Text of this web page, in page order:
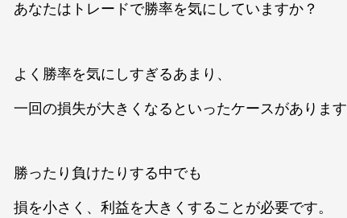
あなたはトレードで勝率を気にしていますか？
よく勝率を気にしすぎるあまり、
一回の損失が大きくなるといったケースがありま
勝ったり負けたりする中でも
損を小さく、利益を大きくすることが必要です。